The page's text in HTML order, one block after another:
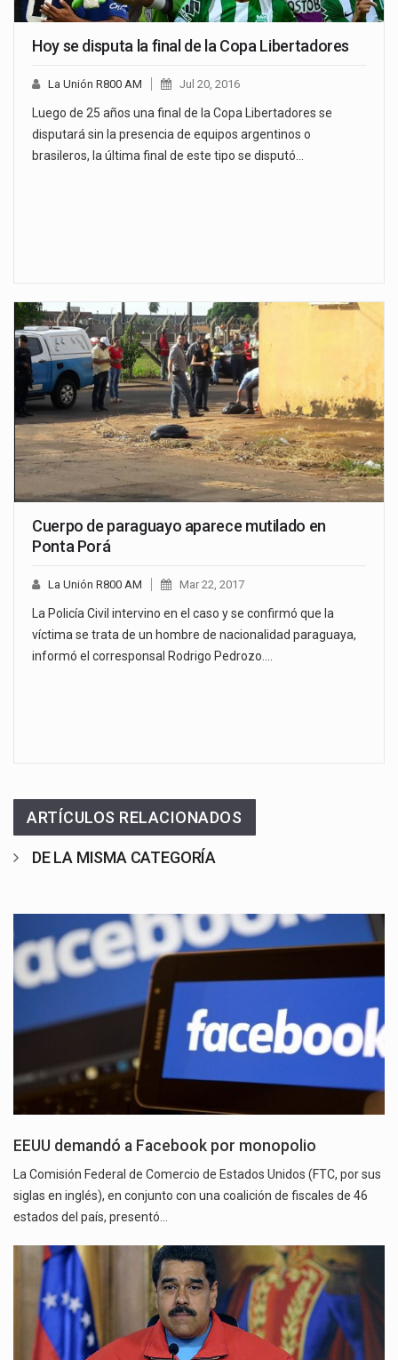
Hoy se disputa la final de la Copa Libertadores
La Unión R800 AM Jul 20, 2016
Luego de 25 años una final de la Copa Libertadores se
disputará sin la presencia de equipos argentinos o
brasileros, la última final de este tipo se disputó…
Cuerpo de paraguayo aparece mutilado en
Ponta Porá
La Unión R800 AM Mar 22, 2017
La Policía Civil intervino en el caso y se confirmó que la
víctima se trata de un hombre de nacionalidad paraguaya,
informó el corresponsal Rodrigo Pedrozo.…
ARTÍCULOS RELACIONADOS
DE LA MISMA CATEGORÍA
EEUU demandó a Facebook por monopolio
La Comisión Federal de Comercio de Estados Unidos (FTC, por sus
siglas en inglés), en conjunto con una coalición de fiscales de 46
estados del país, presentó…